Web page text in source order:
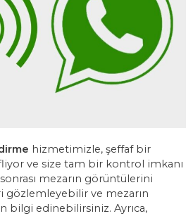
hizmetimizle, şeffaf bir
ve size tam bir kontrol imkanı
mezarın görüntülerini
gözlemleyebilir ve mezarın
bilgi edinebilirsiniz. Ayrıca,